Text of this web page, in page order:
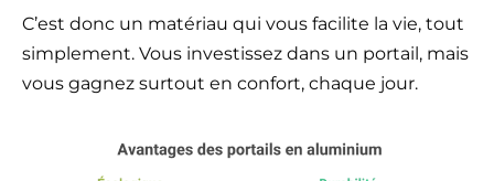
C’est donc un matériau qui vous facilite la vie, tout
simplement. Vous investissez dans un portail, mais
vous gagnez surtout en confort, chaque jour.